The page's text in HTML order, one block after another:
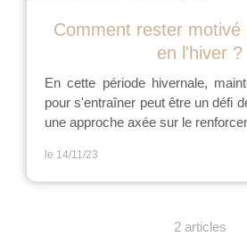
Comment rester motivé
en l'hiver ?
En cette période hivernale,
pour s'entraîner peut être un défi
une approche axée sur le
le 14/11/23
2 articles